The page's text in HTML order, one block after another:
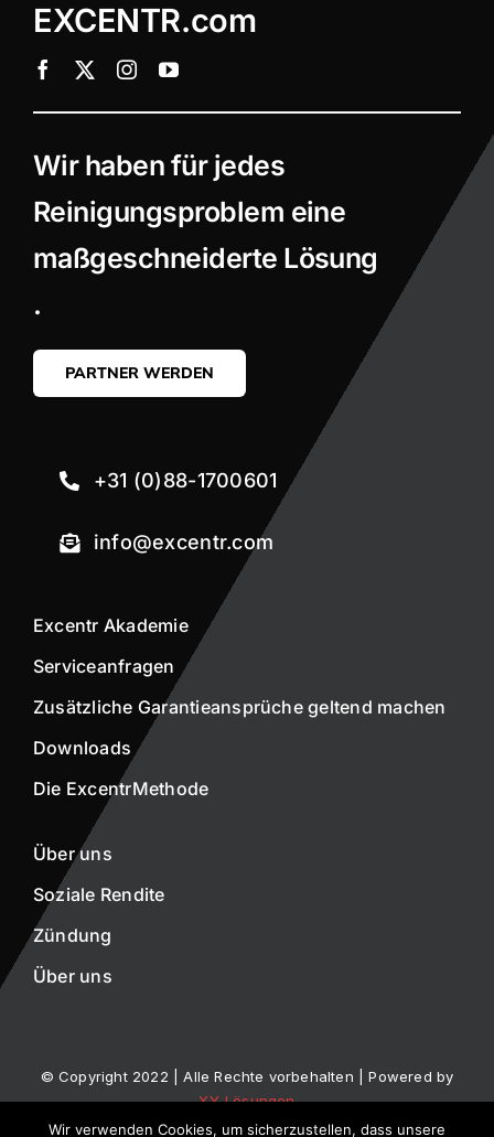
EXCENTR.com
Wir haben für jedes
Reinigungsproblem eine
maßgeschneiderte Lösung
.
PARTNER WERDEN
+31 (0)88-1700601
info@excentr.com
Excentr Akademie
Serviceanfragen
Zusätzliche Garantieansprüche geltend machen
Downloads
Die ExcentrMethode
Über uns
Soziale Rendite
Zündung
Über uns
© Copyright 2022 | Alle Rechte vorbehalten | Powered by
XY-Lösungen
Wir verwenden Cookies, um sicherzustellen, dass unsere